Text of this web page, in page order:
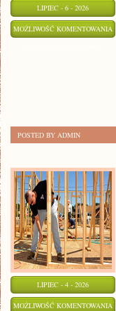
LIPIEC - 6 - 2026
MOŻLIWOŚĆ KOMENTOWANIA
POSTED BY ADMIN
LIPIEC - 4 - 2026
MOŻLIWOŚĆ KOMENTOWANIA